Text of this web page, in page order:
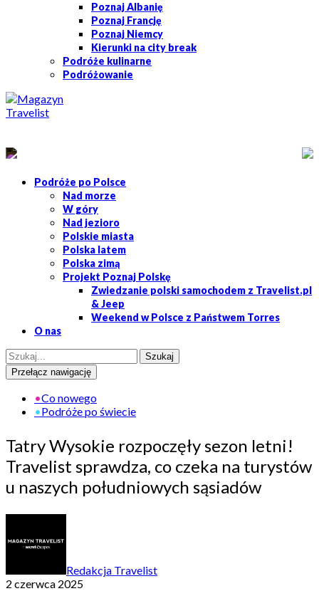
Poznaj Albanię
Poznaj Francję
Poznaj Niemcy
Kierunki na city break
Podróże kulinarne
Podróżowanie
Podróże po Polsce
Nad morze
W góry
Nad jezioro
Polskie miasta
Polska latem
Polska zimą
Projekt Poznaj Polskę
Zwiedzanie polski samochodem z Travelist.pl
& Jeep
Weekend w Polsce z Państwem Torres
O nas
Przełącz nawigację
•Co nowego
•Podróże po świecie
Tatry Wysokie rozpoczęły sezon letni!
Travelist sprawdza, co czeka na turystów
u naszych południowych sąsiadów
Redakcja Travelist
2 czerwca 2025